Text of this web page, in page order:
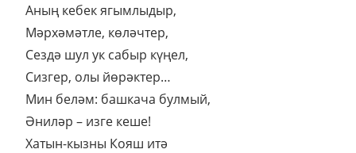
Аның кебек ягымлыдыр,
Мәрхәмәтле, көләчтер,
Сездә шул ук сабыр күңел,
Сизгер, олы йөрәктер…
Мин беләм: башкача булмый,
Әниләр – изге кеше!
Хатын-кызны Кояш итә